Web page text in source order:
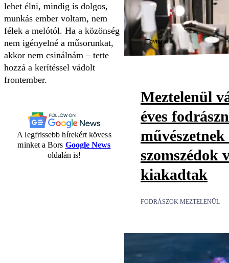
lehet élni, mindig is dolgos,
munkás ember voltam, nem
félek a melótól. Ha a közönség
nem igényelné a műsorunkat,
akkor nem csinálnám – tette
hozzá a kerítéssel vádolt
frontember.
A legfrissebb hírekért kövess
minket a Bors Google News
oldalán is!
Videó
Meztelenül
éves
szomszédok
kiakadtak
FODRÁSZOK MEZTELENÜL